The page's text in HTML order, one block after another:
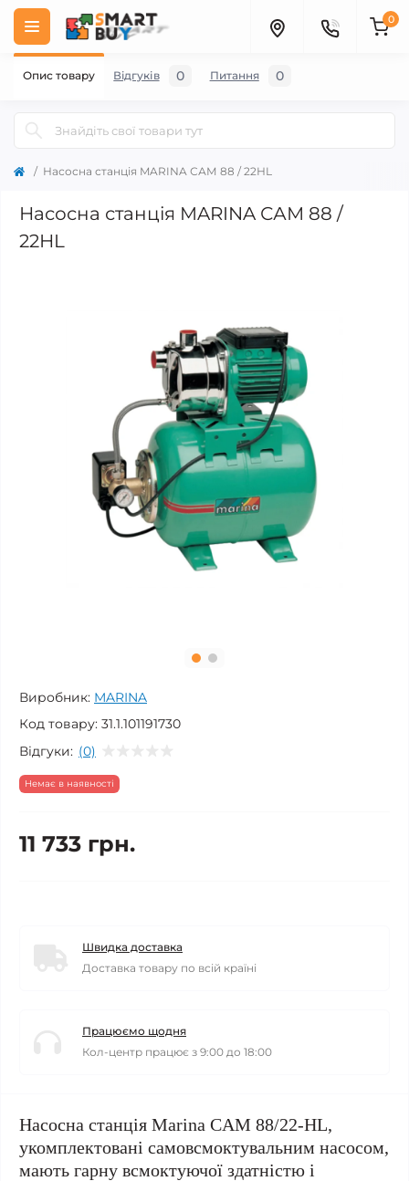
0
Насосна станція MARINA САМ 88 / 22НL
Насосна станція MARINA САМ 88 /
22НL
Виробник: MARINA
Код товару: 31.1.101191730
Відгуки: (0)
Немає в наявності
11 733 грн.
Швидка доставка
Доставка товару по всій країні
Працюємо щодня
Кол-центр працює з 9:00 до 18:00
Опис товару Відгуків 0 Питання 0
Насосна станція Marina CAM 88/22-HL,
укомплектовані самовсмоктувальним насосом,
мають гарну всмоктуючої здатністю і